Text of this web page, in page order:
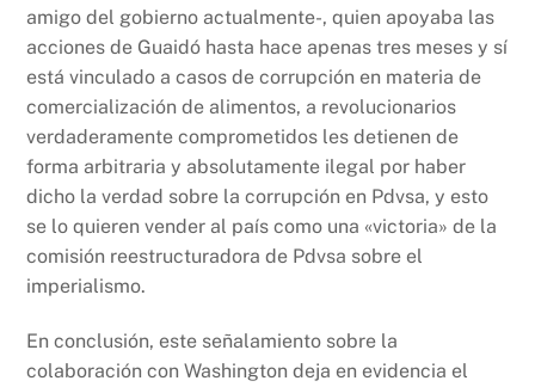
amigo del gobierno actualmente-, quien apoyaba las
acciones de Guaidó hasta hace apenas tres meses y sí
está vinculado a casos de corrupción en materia de
comercialización de alimentos, a revolucionarios
verdaderamente comprometidos les detienen de
forma arbitraria y absolutamente ilegal por haber
dicho la verdad sobre la corrupción en Pdvsa, y esto
se lo quieren vender al país como una «victoria» de la
comisión reestructuradora de Pdvsa sobre el
imperialismo.
En conclusión, este señalamiento sobre la
colaboración con Washington deja en evidencia el